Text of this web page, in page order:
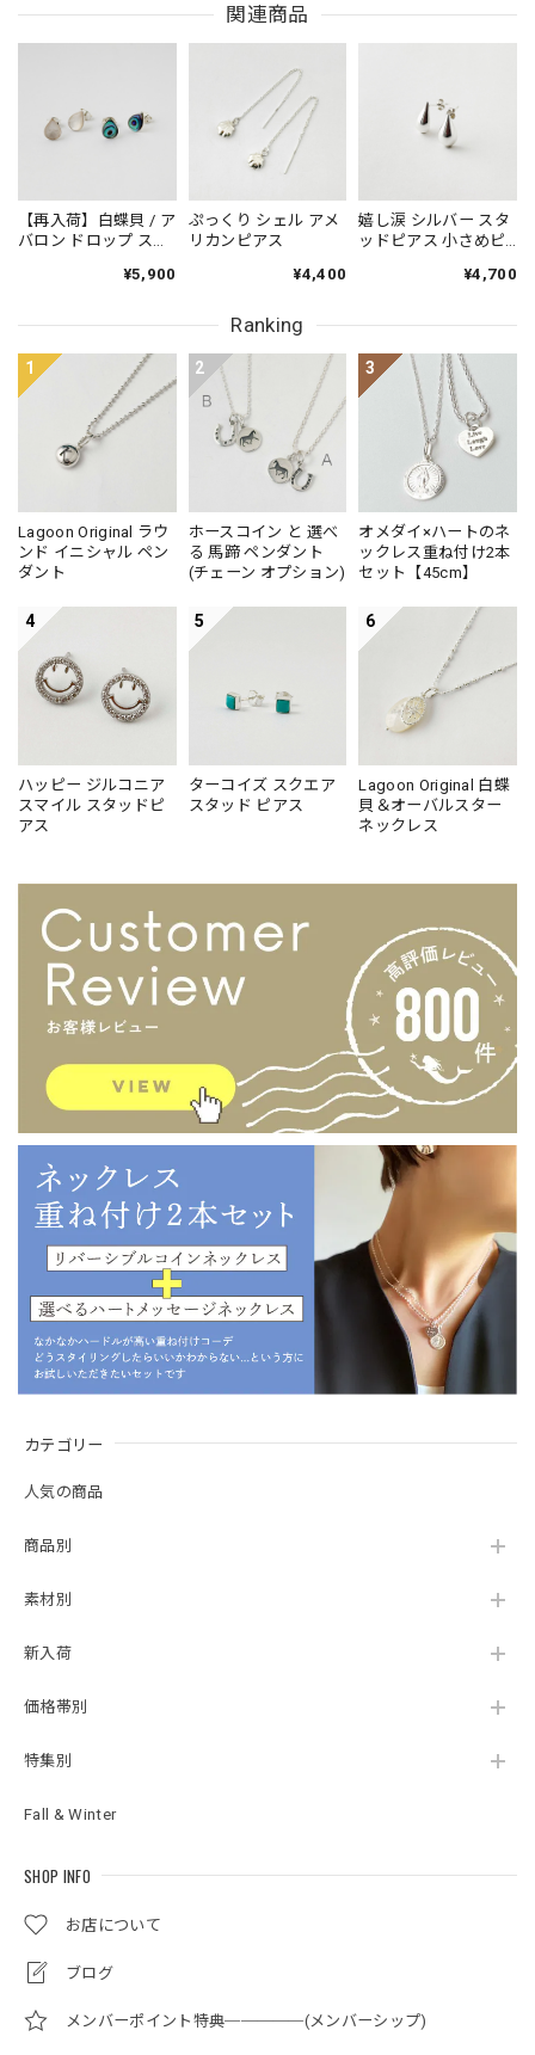
カテゴリー
人気の商品
商品別
素材別
新入荷
価格帯別
特集別
Fall & Winter
SHOP INFO
お店について
ブログ
メンバーポイント特典─────(メンバーシップ)
関連商品
【再入荷】白蝶貝 / ア
バロン ドロップ スタ
アス プチピアス¥5,900
ぷっくり シェル アメ
リカンピアス
¥4,400
嬉し涙 シルバー スタ
ッドピアス 小さめピ
¥4,700
Ranking
1
Lagoon Original ラウ
ンド イニシャル ペン
ダント
2
ホースコイン と 選べ
る 馬蹄 ペンダント
(チェーン オプション)
3
オメダイ×ハートのネ
ックレス重ね付け2本
セット【45cm】
4
ハッピー ジルコニア
スマイル スタッドピ
アス
5
ターコイズ スクエア
スタッド ピアス
6
Lagoon Original 白蝶
貝＆オーバルスター
ネックレス